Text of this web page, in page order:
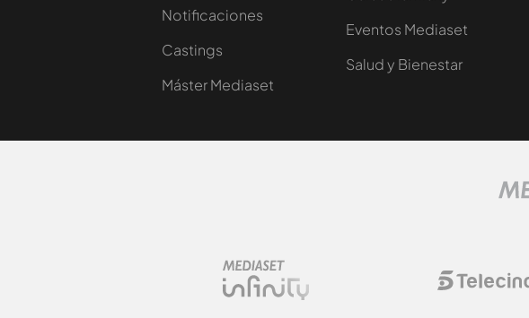
Notificaciones
Castings
Máster Mediaset
Eventos Mediaset
Salud y Bienestar